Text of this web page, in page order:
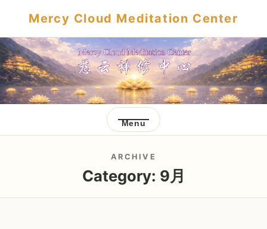
Mercy Cloud Meditation Center
Menu
ARCHIVE
Category: 9月